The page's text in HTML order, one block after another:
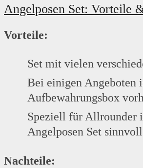
Angelposen Set: Vorteile
Vorteile:
Set mit vielen
Bei einigen Angeboten
Aufbewahrungsbox
Speziell für Allrounder
Angelposen Set sinnvoll
Nachteile: